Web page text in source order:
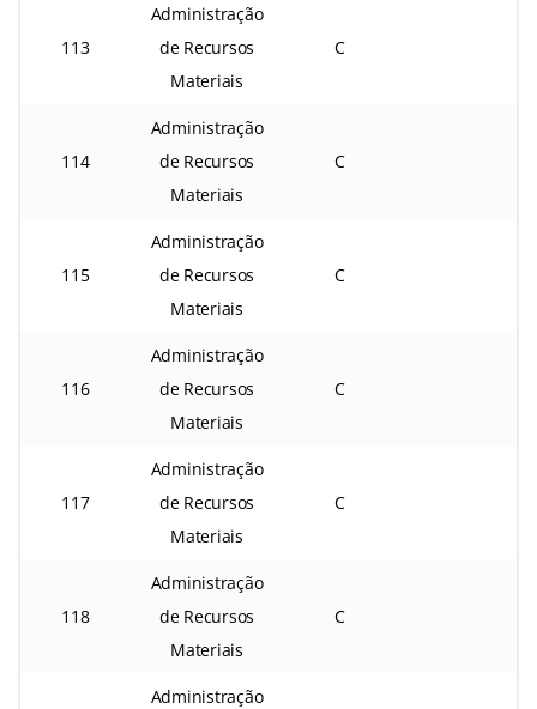
113
Administração
de Recursos
Materiais
C
114
Administração
de Recursos
Materiais
C
115
Administração
de Recursos
Materiais
C
116
Administração
de Recursos
Materiais
C
117
Administração
de Recursos
Materiais
C
118
Administração
de Recursos
Materiais
C
Administração